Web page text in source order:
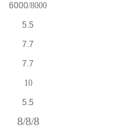
6000/8000
5.5
7.7
7.7
10
5.5
8/8/8